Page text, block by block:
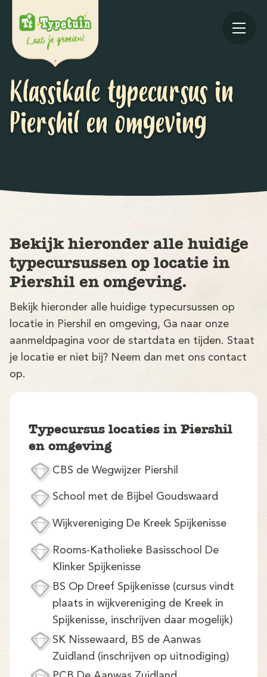
Klassikale typecursus in
Piershil en omgeving
Bekijk hieronder alle huidige
typecursussen op locatie in
Piershil en omgeving.
Bekijk hieronder alle huidige typecursussen op
locatie in Piershil en omgeving, Ga naar onze
aanmeldpagina voor de startdata en tijden. Staat
je locatie er niet bij? Neem dan met ons contact
op.
Typecursus locaties in Piershil
en omgeving
CBS de Wegwijzer Piershil
School met de Bijbel Goudswaard
Wijkvereniging De Kreek Spijkenisse
Rooms-Katholieke Basisschool De
Klinker Spijkenisse
BS Op Dreef Spijkenisse (cursus vindt
plaats in wijkvereniging de Kreek in
Spijkenisse, inschrijven daar mogelijk)
SK Nissewaard, BS de Aanwas
Zuidland (inschrijven op uitnodiging)